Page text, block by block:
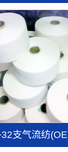
支气流纺